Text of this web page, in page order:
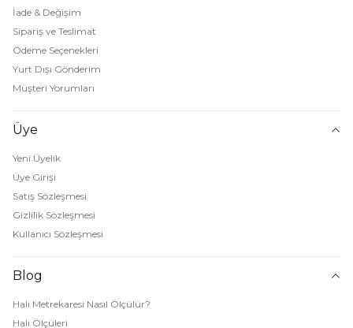
İade & Değişim
Sipariş ve Teslimat
Ödeme Seçenekleri
Yurt Dışı Gönderim
Müşteri Yorumları
Üye
Yeni Üyelik
Üye Girişi
Satış Sözleşmesi
Gizlilik Sözleşmesi
Kullanıcı Sözleşmesi
Blog
Halı Metrekaresi Nasıl Ölçülür?
Halı Ölçüleri